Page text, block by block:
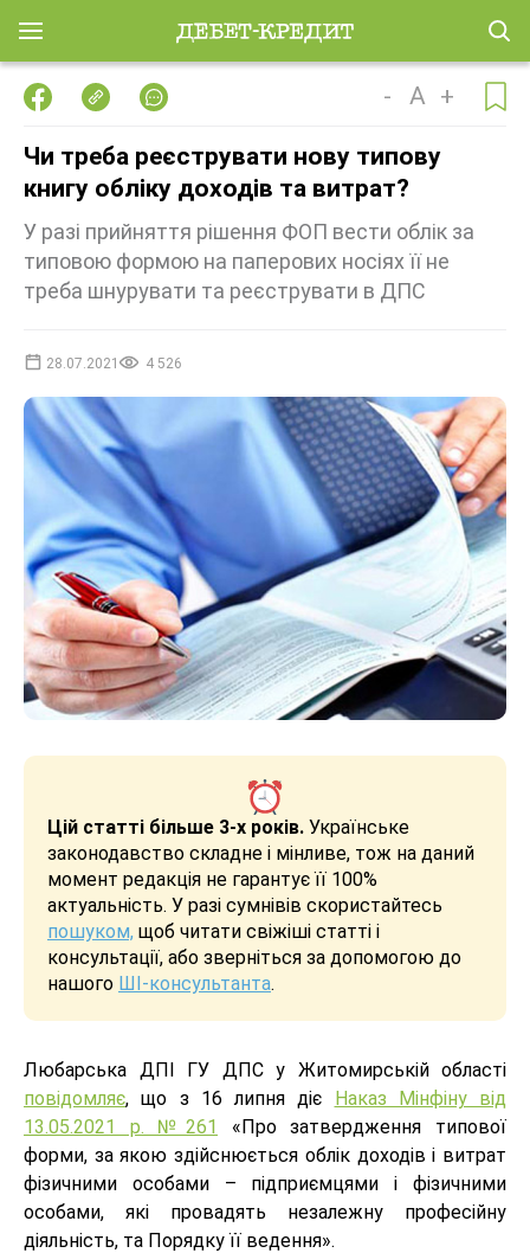
- A +
Чи треба реєструвати нову типову
книгу обліку доходів та витрат?
У разі прийняття рішення ФОП вести облік за
типовою формою на паперових носіях її не
треба шнурувати та реєструвати в ДПС
28.07.2021 4 526
Цій статті більше 3-х років. Українське
законодавство складне і мінливе, тож на даний
момент редакція не гарантує її 100%
актуальність. У разі сумнівів скористайтесь
пошуком, щоб читати свіжіші статті і
консультації, або зверніться за допомогою до
нашого ШІ-консультанта.
Любарська ДПІ ГУ ДПС у Житомирській області
повідомляє, що з 16 липня діє Наказ Мінфіну від
13.05.2021 р. №261
«Про затвердження типової
форми, за якою здійснюється облік доходів і витрат
фізичними особами – підприємцями і фізичними
особами, які провадять незалежну професійну
діяльність, та Порядку її ведення».